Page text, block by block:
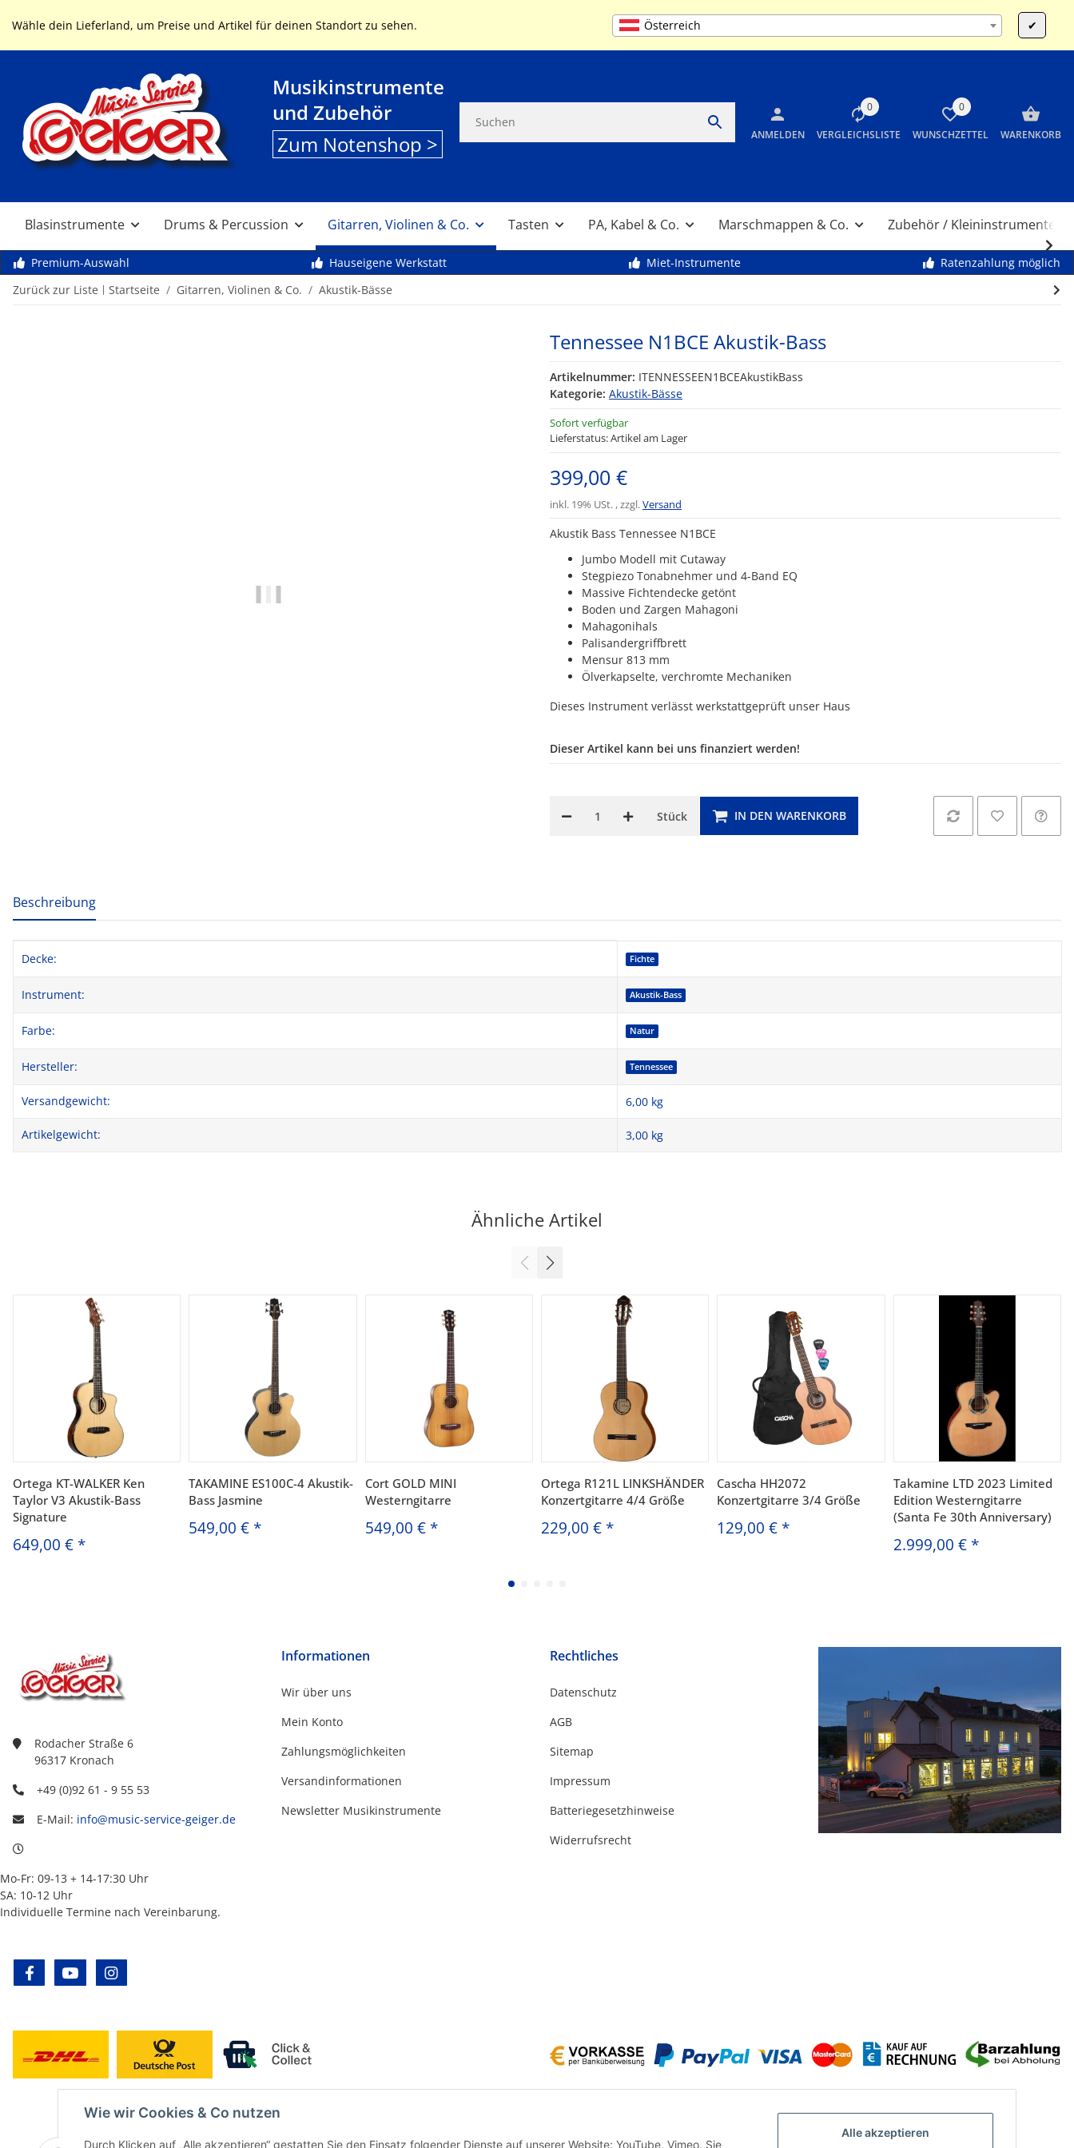
Wähle dein Lieferland, um Preise und Artikel für deinen Standort zu sehen. Österreich ✔
Wie wir Cookies & Co nutzen
Durch Klicken auf „Alle akzeptieren“ gestatten Sie den Einsatz folgender Dienste auf unserer Website: YouTube, Vimeo. Sie
Alle akzeptieren
Service & Hilfe MO-FR 9:00 bis 13:00 und 14:00 bis 17:30 Uhr SA 10:00 bis 12:00 Uhr
Musikinstrumente
und Zubehör
Zum Notenshop >
ANMELDEN
0
VERGLEICHSLISTE
0
WUNSCHZETTEL WARENKORB
Blasinstrumente Drums & Percussion Gitarren, Violinen & Co. Tasten PA, Kabel & Co. Marschmappen & Co. Zubehör / Kleininstrumente
Premium-Auswahl Hauseigene Werkstatt Miet-Instrumente
Ratenzahlung möglich
Zurück zur Liste
Startseite Gitarren, Violinen & Co. Akustik-Bässe
Tennessee N1BCE Akustik-Bass
Artikelnummer: ITENNESSEEN1BCEAkustikBass
Kategorie: Akustik-Bässe
Sofort verfügbar
Lieferstatus: Artikel am Lager
399,00 €
inkl. 19% USt. , zzgl.Versand
Akustik Bass Tennessee N1BCE
Jumbo Modell mit Cutaway
Stegpiezo Tonabnehmer und 4-Band EQ
Massive Fichtendecke getönt
Boden und Zargen Mahagoni
Mahagonihals
Palisandergriffbrett
Mensur 813 mm
Ölverkapselte, verchromte Mechaniken
Dieses Instrument verlässt werkstattgeprüft unser Haus
Dieser Artikel kann bei uns finanziert werden!
Stück IN DEN WARENKORB
weitere Registerkarten anzeigen
Beschreibung
Produkteigenschaft
Wert
Decke: Fichte
Instrument: Akustik-Bass
Farbe: Natur
Hersteller: Tennessee
Versandgewicht: 6,00 kg
Artikelgewicht: 3,00 kg
Ähnliche Artikel
Ortega KT-WALKER Ken
Taylor V3 Akustik-Bass
Signature
649,00 € *
TAKAMINE ES100C-4 Akustik-
Bass Jasmine
549,00 € *
Cort GOLD MINI
Westerngitarre
549,00 € *
Ortega R121L LINKSHÄNDER
Konzertgitarre 4/4 Größe
229,00 € *
Cascha HH2072
Konzertgitarre 3/4 Größe
129,00 € *
Takamine LTD 2023 Limited
Edition Westerngitarre
(Santa Fe 30th Anniversary)
2.999,00 € *
Rodacher Straße 6
96317 Kronach
+49 (0)92 61 - 9 55 53
E-Mail: info@music-service-geiger.de
Mo-Fr: 09-13 + 14-17:30 Uhr
SA: 10-12 Uhr
Individuelle Termine nach Vereinbarung.
facebookyoutube
Informationen
Wir über uns
Mein Konto
Zahlungsmöglichkeiten
Versandinformationen
Newsletter Musikinstrumente
Rechtliches
Datenschutz
AGB
Sitemap
Impressum
Batteriegesetzhinweise
Widerrufsrecht